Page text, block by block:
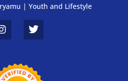
| Youth and Lifestyle